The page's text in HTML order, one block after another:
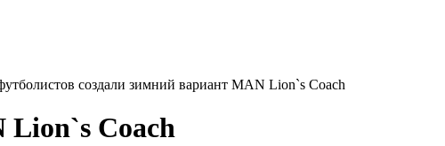
создали зимний вариант MAN Lion`s Coach
Lion`s Coach